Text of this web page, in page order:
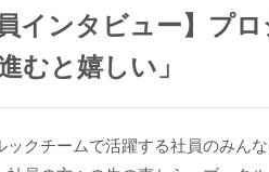
員インタビュー】プ
むと嬉しい」
ックチームで活躍する社員のみん